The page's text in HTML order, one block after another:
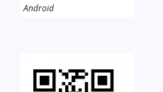
Android